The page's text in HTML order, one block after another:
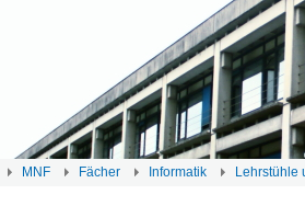
MNF Fächer Informatik Lehrstühle